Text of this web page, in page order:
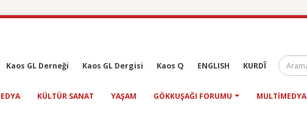
Kaos GL Derneği Kaos GL Dergisi Kaos Q ENGLISH KURDÎ
KÜLTÜR SANAT YAŞAM GÖKKUŞAĞI FORUMU MULTIMEDYA